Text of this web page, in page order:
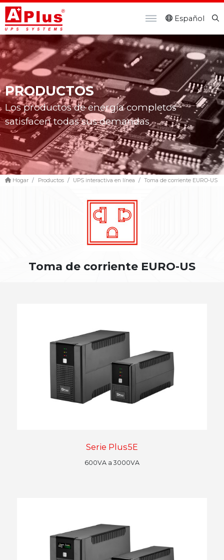
Español
PRODUCTOS
Los productos de energía completos
satisfacen todas sus demandas
Hogar Productos UPS interactiva en línea Toma de corriente EURO-US
Toma de corriente EURO-US
Serie Plus5E
600VA a 3000VA